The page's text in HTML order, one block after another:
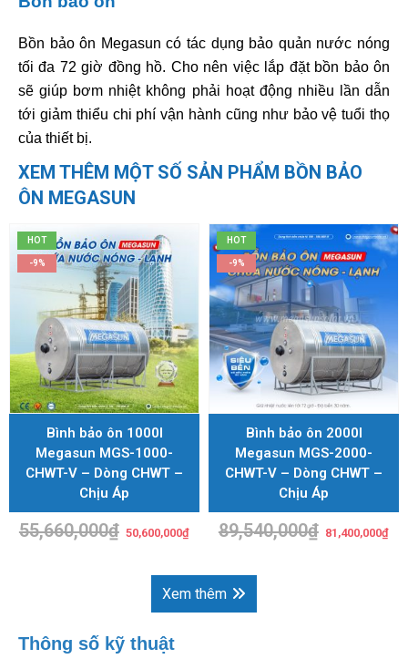
Bồn bảo ôn Megasun có tác dụng bảo quản nước nóng
tối đa 72 giờ đồng hồ. Cho nên việc lắp đặt bồn bảo ôn
sẽ giúp bơm nhiệt không phải hoạt động nhiều lần dẫn
tới giảm thiểu chi phí vận hành cũng như bảo vệ tuổi thọ
của thiết bị.
XEM THÊM MỘT SỐ SẢN PHẨM BỒN BẢO
ÔN MEGASUN
HOT
-9%
Bình bảo ôn 1000l
Megasun MGS-1000-
CHWT-V – Dòng CHWT –
Chịu Áp
55,660,000₫ Giá
gốc
50,600,000₫Giá
50,600,000₫.
HOT
-9%
Bình bảo ôn 2000l
Megasun MGS-2000-
CHWT-V – Dòng CHWT –
Chịu Áp
89,540,000₫
Giá
gốc
81,400,000₫Giá
Xem thêm
Thông số kỹ thuật